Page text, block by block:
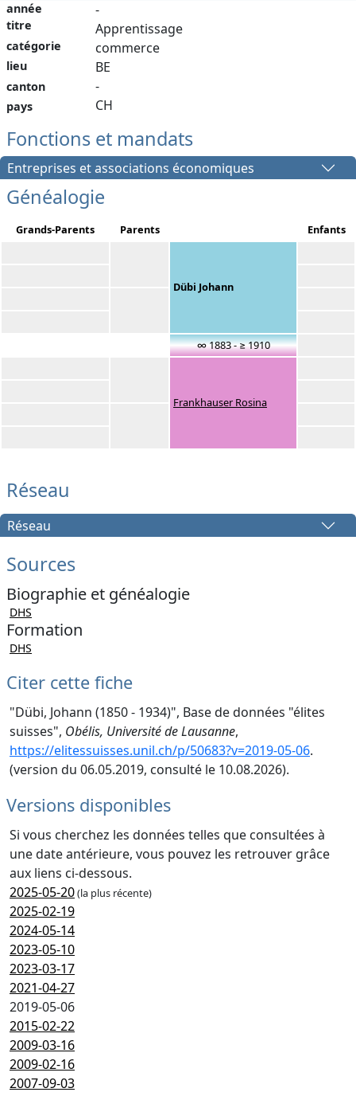
année
titre
catégorie
lieu
canton
pays
-
Apprentissage
commerce
BE
-
CH
Fonctions et mandats
Entreprises et associations économiques
Généalogie
Grands-Parents Parents Enfants
Dübi Johann
∞ 1883 - ≥ 1910
Frankhauser Rosina
Réseau
Réseau
Sources
Biographie et généalogie
DHS
Formation
DHS
Citer cette fiche
"Dübi, Johann (1850 - 1934)", Base de données "élites
suisses", Obélis, Université de Lausanne,
https://elitessuisses.unil.ch/p/50683?v=2019-05-06.
(version du 06.05.2019, consulté le 10.08.2026).
Versions disponibles
Si vous cherchez les données telles que consultées à
une date antérieure, vous pouvez les retrouver grâce
aux liens ci-dessous.
2025-05-20(la plus récente)
2025-02-19
2024-05-14
2023-05-10
2023-03-17
2021-04-27
2019-05-06
2015-02-22
2009-03-16
2009-02-16
2007-09-03